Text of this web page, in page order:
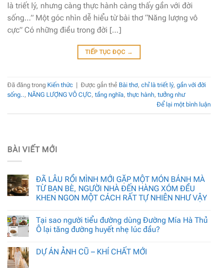
là triết lý, nhưng càng thực hành càng thấy gần với đời
sống…” Một góc nhìn dễ hiểu từ bài thơ “Năng lượng vô
cực” Có những điều trong đời […]
TIẾP TỤC ĐỌC →
Đã đăng trong Kiến thức Được gắn thẻ Bài thơ, chỉ là triết lý, gần với đời
sống.., NĂNG LƯỢNG VÔ CỰC, tầng nghĩa, thực hành, tưởng như
Để lại một bình luận
BÀI VIẾT MỚI
ĐÃ LÂU RỒI MÌNH MỚI GẶP MỘT MÓN BÁNH MÀ
TỪ BẠN BÈ, NGƯỜI NHÀ ĐẾN HÀNG XÓM ĐỀU
KHEN NGON MỘT CÁCH RẤT TỰ NHIÊN NHƯ VẬY
Tại sao người tiểu đường dùng Đường Mía Hà Thủ
Ô lại tăng đường huyết nhẹ lúc đầu?
DỰ ÁN ẢNH CŨ – KHÍ CHẤT MỚI